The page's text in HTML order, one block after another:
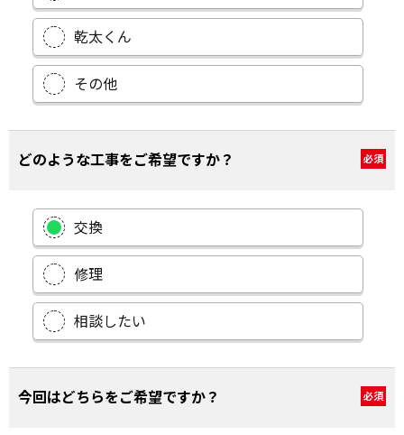
乾太くん
その他
どのような工事をご希望ですか？ 必須
交換
修理
相談したい
今回はどちらをご希望ですか？ 必須